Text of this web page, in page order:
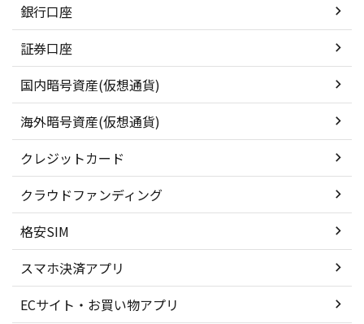
銀行口座
証券口座
国内暗号資産(仮想通貨)
海外暗号資産(仮想通貨)
クレジットカード
クラウドファンディング
格安SIM
スマホ決済アプリ
ECサイト・お買い物アプリ